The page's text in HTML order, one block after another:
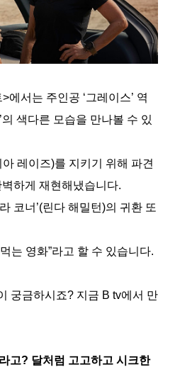
에서는 주인공 ‘그레이스’ 역
의 색다른 모습을 만나볼 수 있
아 레이즈)를 지키기 위해 파견
벽하게 재현해냈습니다.
코너’(린다 해밀턴)의 귀환 또
는 영화”라고 할 수 있습니다.
궁금하시죠? 지금 B tv에서 만
고? 달처럼 고고하고 시크한